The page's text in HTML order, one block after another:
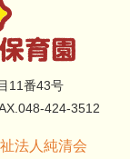
11番43号
424-3512
法人純清会